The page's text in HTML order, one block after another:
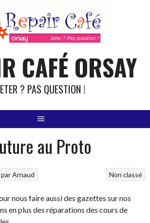
CAFÉ ORSAY
? PAS QUESTION !
au Proto
Non classé
parArnaud
nous faire aussi des gazettes sur nos
en plus des réparations des cours de